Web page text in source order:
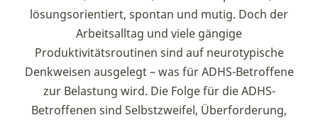
lösungsorientiert, spontan und mutig. Doch der
Arbeitsalltag und viele gängige
Produktivitätsroutinen sind auf neurotypische
Denkweisen ausgelegt – was für ADHS-Betroffene
zur Belastung wird. Die Folge für die ADHS-
Betroffenen sind Selbstzweifel, Überforderung,